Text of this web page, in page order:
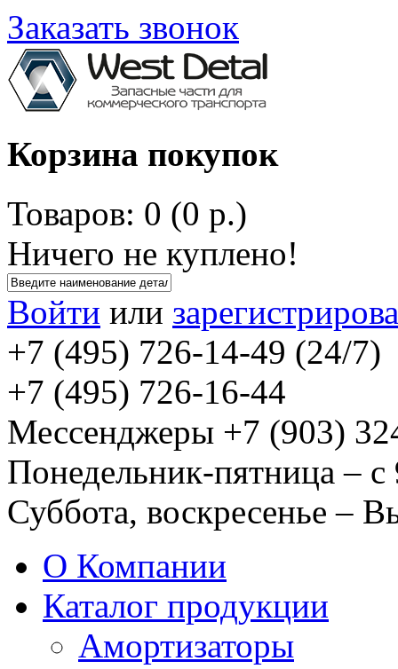
Заказать звонок
Корзина покупок
Товаров: 0 (0 р.)
Ничего не куплено!
Войти или
+7 (495) 726-14-49 (24/7)
+7 (495) 726-16-44
Мессенджеры +7 (903)
Понедельник-пятница –
Суббота, воскресенье –
О Компании
Каталог продукции
Амортизаторы